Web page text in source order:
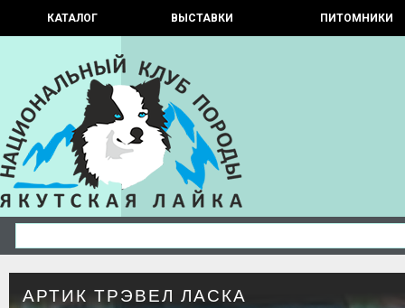
КАТАЛОГ ВЫСТАВКИ ПИТОМНИКИ
АРТИК ТРЭВЕЛ ЛАСКА